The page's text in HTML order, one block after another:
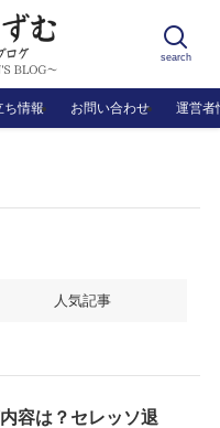
search
ち情報 お問い合わせ 運営者
人気記事
容は？セレッソ退